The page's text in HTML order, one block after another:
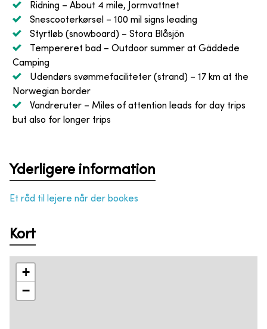
Ridning – About 4 mile, Jormvattnet
Snescooterkørsel – 100 mil signs leading
Styrtløb (snowboard) – Stora Blåsjön
Tempereret bad – Outdoor summer at Gäddede
Camping
Udendørs svømmefaciliteter (strand) – 17 km at the
Norwegian border
Vandreruter – Miles of attention leads for day trips
but also for longer trips
Yderligere information
Et råd til lejere når der bookes
Kort
+
−